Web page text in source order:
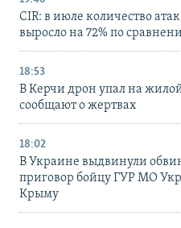
CIR: в июле количество
выросло на 72% по
18:53
В Керчи дрон упал на
сообщают о жертвах
18:02
В Украине выдвинули
приговор бойцу ГУР МО
Крыму